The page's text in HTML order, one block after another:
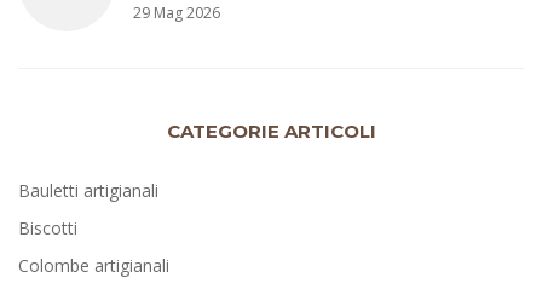
29 Mag 2026
CATEGORIE ARTICOLI
Bauletti artigianali
Biscotti
Colombe artigianali